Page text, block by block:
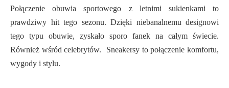
Połączenie obuwia sportowego z letnimi sukienkami to
prawdziwy hit tego sezonu. Dzięki niebanalnemu designowi
tego typu obuwie, zyskało sporo fanek na całym świecie.
Również wśród celebrytów. Sneakersy to połączenie komfortu,
wygody i stylu.